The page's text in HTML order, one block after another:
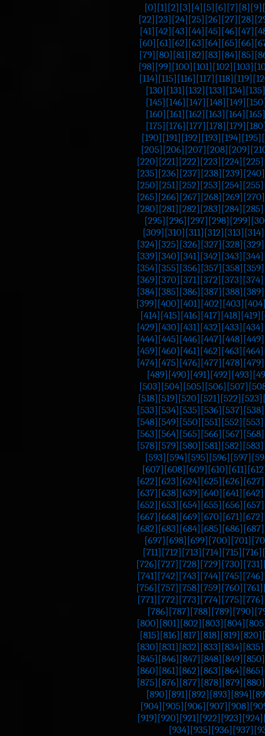
[0] [1] [2] [3] [4] [5] [6] [7] [8] [9]
[22] [23] [24] [25] [26] [27] [28]
[41] [42] [43] [44] [45] [46] [47]
[60] [61] [62] [63] [64] [65] [66]
[79] [80] [81] [82] [83] [84] [85]
[98] [99] [100] [101] [102] [103]
[114] [115] [116] [117] [118] [119]
[130] [131] [132] [133] [134] [135]
[145] [146] [147] [148] [149]
[160] [161] [162] [163] [164] [165]
[175] [176] [177] [178] [179]
[190] [191] [192] [193] [194] [195]
[205] [206] [207] [208] [209]
[220] [221] [222] [223] [224] [225]
[235] [236] [237] [238] [239] [240]
[250] [251] [252] [253] [254] [255]
[265] [266] [267] [268] [269] [270]
[280] [281] [282] [283] [284] [285]
[295] [296] [297] [298] [299]
[309] [310] [311] [312] [313] [314]
[324] [325] [326] [327] [328] [329]
[339] [340] [341] [342] [343] [344]
[354] [355] [356] [357] [358] [359]
[369] [370] [371] [372] [373] [374]
[384] [385] [386] [387] [388] [389]
[399] [400] [401] [402] [403]
[414] [415] [416] [417] [418] [419]
[429] [430] [431] [432] [433] [434]
[444] [445] [446] [447] [448] [449]
[459] [460] [461] [462] [463] [464]
[474] [475] [476] [477] [478] [479]
[489] [490] [491] [492] [493]
[503] [504] [505] [506] [507]
[518] [519] [520] [521] [522] [523]
[533] [534] [535] [536] [537] [538]
[548] [549] [550] [551] [552] [553]
[563] [564] [565] [566] [567] [568]
[578] [579] [580] [581] [582] [583]
[593] [594] [595] [596] [597]
[607] [608] [609] [610] [611]
[622] [623] [624] [625] [626] [627]
[637] [638] [639] [640] [641] [642]
[652] [653] [654] [655] [656] [657]
[667] [668] [669] [670] [671] [672]
[682] [683] [684] [685] [686] [687]
[697] [698] [699] [700] [701]
[711] [712] [713] [714] [715] [716]
[726] [727] [728] [729] [730] [731]
[741] [742] [743] [744] [745] [746]
[756] [757] [758] [759] [760] [761]
[771] [772] [773] [774] [775] [776]
[786] [787] [788] [789] [790]
[800] [801] [802] [803] [804]
[815] [816] [817] [818] [819] [820]
[830] [831] [832] [833] [834] [835]
[845] [846] [847] [848] [849] [850]
[860] [861] [862] [863] [864] [865]
[875] [876] [877] [878] [879] [880]
[890] [891] [892] [893] [894]
[904] [905] [906] [907] [908]
[919] [920] [921] [922] [923] [924]
[934] [935] [936] [937]